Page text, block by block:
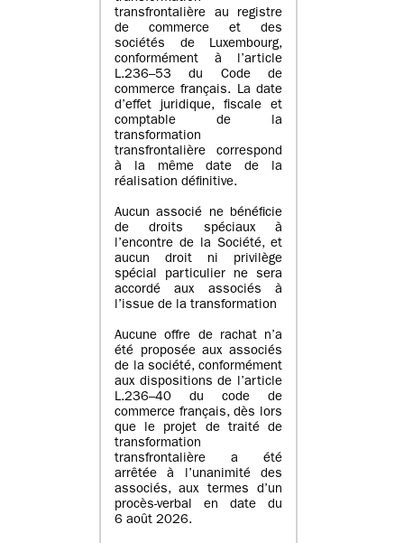
transfrontalière au registre
de commerce et des
sociétés de Luxembourg,
conformément à l’article
L.236–53 du Code de
commerce français. La date
d’effet juridique, fiscale et
comptable de la
transformation
transfrontalière correspond
à la même date de la
réalisation définitive.
Aucun associé ne bénéficie
de droits spéciaux à
l’encontre de la Société, et
aucun droit ni privilège
spécial particulier ne sera
accordé aux associés à
l’issue de la transformation
Aucune offre de rachat n’a
été proposée aux associés
de la société, conformément
aux dispositions de l’article
L.236–40 du code de
commerce français, dès lors
que le projet de traité de
transformation
transfrontalière a été
arrêtée à l’unanimité des
associés, aux termes d’un
procès-verbal en date du
6 août 2026.